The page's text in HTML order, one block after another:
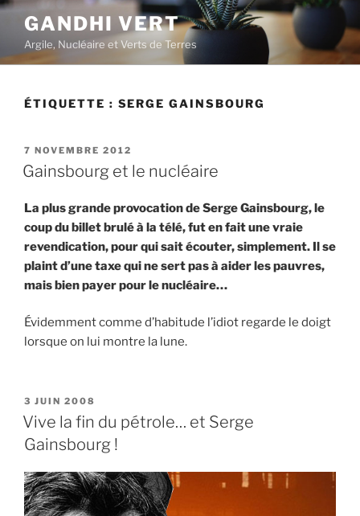
Aller
contenu
principal
GANDHI VERT
Argile, Nucléaire et Verts de Terres
ÉTIQUETTE : SERGE GAINSBOURG
PUBLIÉ
LE
7 NOVEMBRE 2012
Gainsbourg et le nucléaire
La plus grande provocation de Serge Gainsbourg, le
coup du billet brulé à la télé, fut en fait une vraie
revendication, pour qui sait écouter, simplement. Il se
plaint d’une taxe qui ne sert pas à aider les pauvres,
mais bien payer pour le nucléaire…
Évidemment comme d’habitude l’idiot regarde le doigt
lorsque on lui montre la lune.
PUBLIÉ
LE
3 JUIN 2008
Vive la fin du pétrole… et Serge
Gainsbourg !